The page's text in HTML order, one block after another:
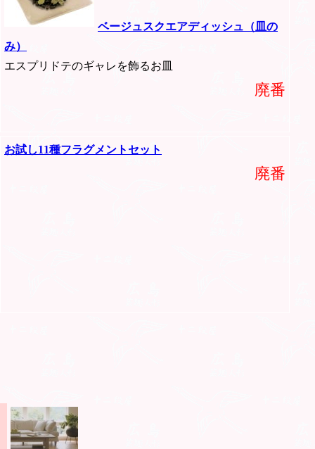
ベージュスクエアディッシュ（皿の
み）
エスプリドテのギャレを飾るお皿
廃番
お試し11種フラグメントセット
廃番